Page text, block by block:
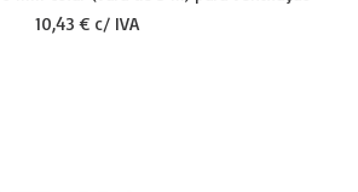
10,43 € c/ IVA